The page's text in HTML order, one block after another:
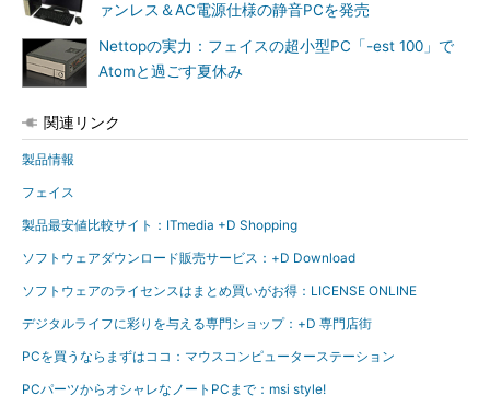
ァンレス＆AC電源仕様の静音PCを発売
Nettopの実力：フェイスの超小型PC「-est 100」で
Atomと過ごす夏休み
関連リンク
製品情報
フェイス
製品最安値比較サイト：ITmedia +D Shopping
ソフトウェアダウンロード販売サービス：+D Download
ソフトウェアのライセンスはまとめ買いがお得：LICENSE ONLINE
デジタルライフに彩りを与える専門ショップ：+D 専門店街
PCを買うならまずはココ：マウスコンピューターステーション
PCパーツからオシャレなノートPCまで：msi style!